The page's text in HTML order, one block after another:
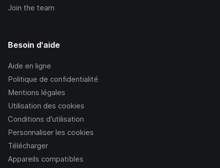
Join the team
Besoin d'aide
Aide en ligne
Politique de confidentialité
Mentions légales
Utilisation des cookies
Conditions d’utilisation
Personnaliser les cookies
Télécharger
Appareils compatibles